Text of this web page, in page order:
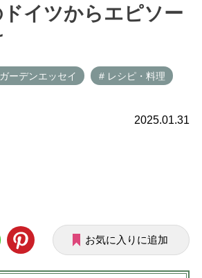
イツからエピソー
ーデンエッセイ # レシピ・料理
2025.01.31
お気に入りに追加